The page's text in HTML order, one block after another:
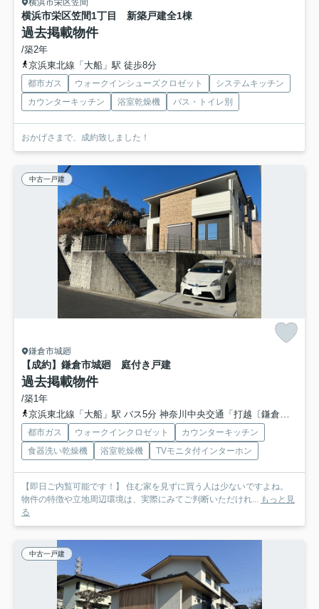
横浜市栄区笠間
横浜市栄区笠間1丁目 新築戸建全1棟
過去掲載物件
/築2年
京浜東北線「大船」駅 徒歩8分
都市ガス ウォークインシューズクロゼット
システムキッチン
カウンターキッチン
浴室乾燥機 バス・トイレ別
おかげさまで、成約致しました！
中古一戸建
鎌倉市城廻
【成約】鎌倉市城廻 庭付き戸建
過去掲載物件
/築1年
京浜東北線「大船」駅 バス5分 神奈川中央交通「打越〔鎌倉市玉縄〕」 停歩5分
都市ガス ウォークインクロゼット
カウンターキッチン
食器洗い乾燥機
浴室乾燥機 TVモニタ付インターホン
【即日ご内覧可能です！】 住む家を見ずに買う人は少ないですよね。
物件の特徴や立地周辺環境は、実際にみてご判断いただけれ... もっと見
る
中古一戸建